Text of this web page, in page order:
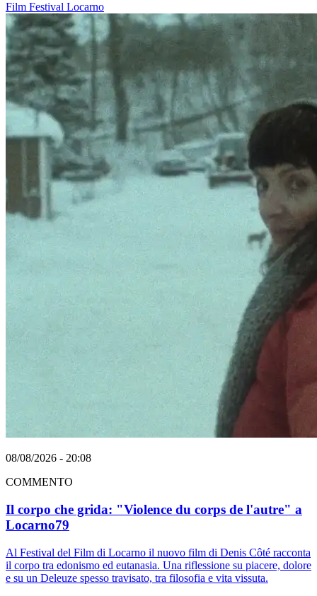
Film Festival Locarno
08/08/2026 - 20:08
COMMENTO
Il corpo che grida: "Violence du corps de l'autre" a
Locarno79
Al Festival del Film di Locarno il nuovo film di Denis Côté racconta
il corpo tra edonismo ed eutanasia. Una riflessione su piacere, dolore
e su un Deleuze spesso travisato, tra filosofia e vita vissuta.